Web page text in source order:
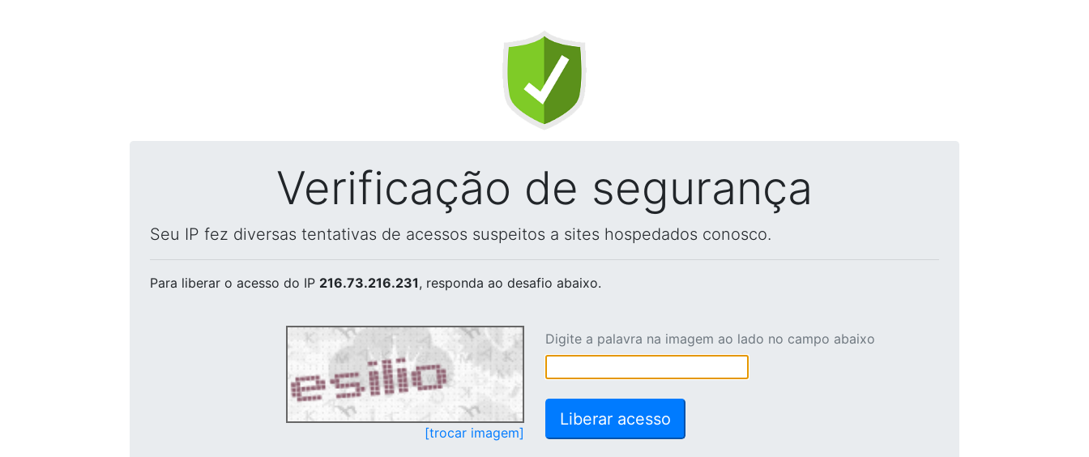
Verificação de segurança
Seu IP fez diversas tentativas de acessos suspeitos a sites hospedados conosco.
Para liberar o acesso do IP 216.73.216.231, responda ao desafio abaixo.
[trocar imagem]
Digite a palavra na imagem ao lado no campo abaixo